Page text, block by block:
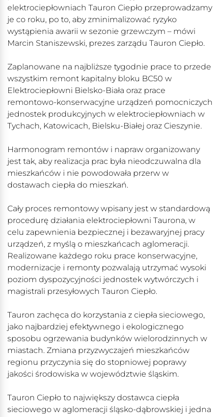
elektrociepłowniach Tauron Ciepło przeprowadzamy
je co roku, po to, aby zminimalizować ryzyko
wystąpienia awarii w sezonie grzewczym – mówi
Marcin Staniszewski, prezes zarządu Tauron Ciepło.
Zaplanowane na najbliższe tygodnie prace to przede
wszystkim remont kapitalny bloku BC50 w
Elektrociepłowni Bielsko-Biała oraz prace
remontowo-konserwacyjne urządzeń pomocniczych
jednostek produkcyjnych w elektrociepłowniach w
Tychach, Katowicach, Bielsku-Białej oraz Cieszynie.
Harmonogram remontów i napraw organizowany
jest tak, aby realizacja prac była nieodczuwalna dla
mieszkańców i nie powodowała przerw w
dostawach ciepła do mieszkań.
Cały proces remontowy wpisany jest w standardową
procedurę działania elektrociepłowni Taurona, w
celu zapewnienia bezpiecznej i bezawaryjnej pracy
urządzeń, z myślą o mieszkańcach aglomeracji.
Realizowane każdego roku prace konserwacyjne,
modernizacje i remonty pozwalają utrzymać wysoki
poziom dyspozycyjności jednostek wytwórczych i
magistrali przesyłowych Tauron Ciepło.
Tauron zachęca do korzystania z ciepła sieciowego,
jako najbardziej efektywnego i ekologicznego
sposobu ogrzewania budynków wielorodzinnych w
miastach. Zmiana przyzwyczajeń mieszkańców
regionu przyczynia się do stopniowej poprawy
jakości środowiska w województwie śląskim.
Tauron Ciepło to największy dostawca ciepła
sieciowego w aglomeracji śląsko-dąbrowskiej i jedna